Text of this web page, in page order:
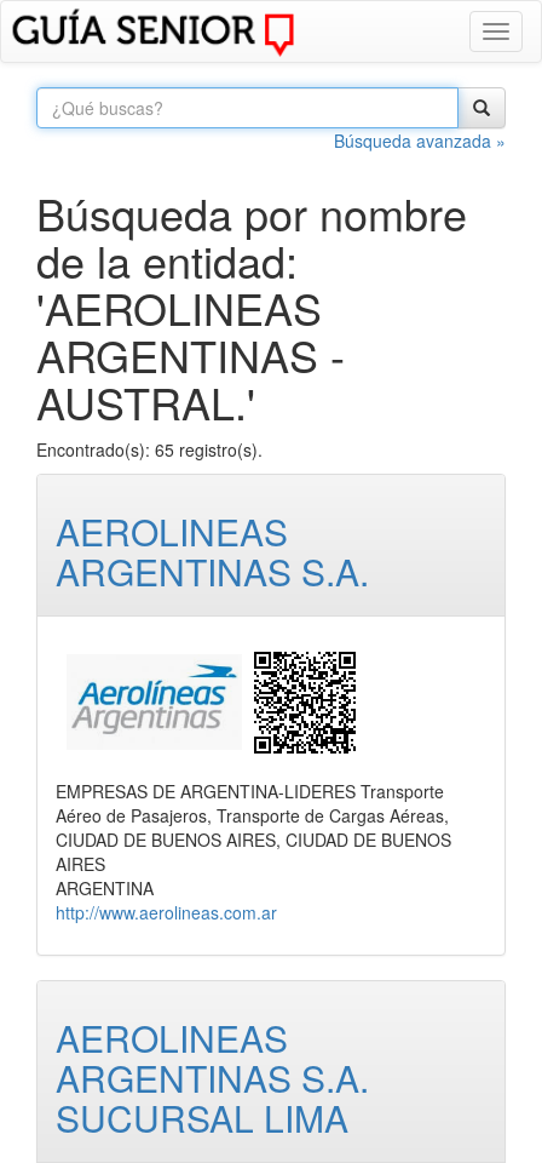
Búsqueda avanzada »
Búsqueda por nombre
de la entidad:
'AEROLINEAS
ARGENTINAS -
AUSTRAL.'
Encontrado(s): 65 registro(s).
AEROLINEAS
ARGENTINAS S.A.
EMPRESAS DE ARGENTINA-LIDERES Transporte
Aéreo de Pasajeros, Transporte de Cargas Aéreas,
CIUDAD DE BUENOS AIRES, CIUDAD DE BUENOS
AIRES
ARGENTINA
http://www.aerolineas.com.ar
AEROLINEAS
ARGENTINAS S.A.
SUCURSAL LIMA